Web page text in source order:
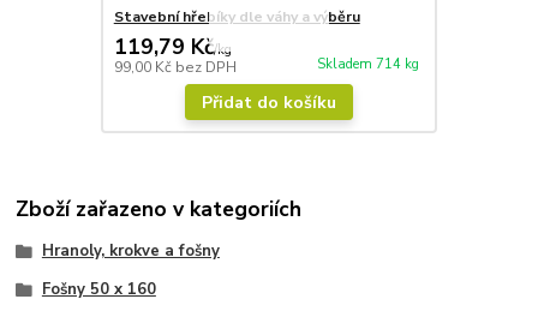
Stavební hřebíky dle váhy a výběru
119,79 Kč/kg
99,00 Kč bez DPH Skladem 714 kg
Přidat do košíku
Zboží zařazeno v kategoriích
Hranoly, krokve a fošny
Fošny 50 x 160